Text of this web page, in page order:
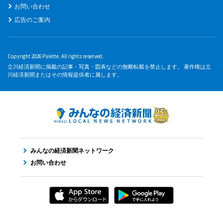
お問い合わせ
広告のご案内
Copyright 2026 Palette. All rights reserved.
立川経済新聞に掲載の記事・写真・図表などの無断転載を禁止します。 著作権は立
川経済新聞またはその情報提供者に属します。
みんなの経済新聞ネットワーク
お問い合わせ